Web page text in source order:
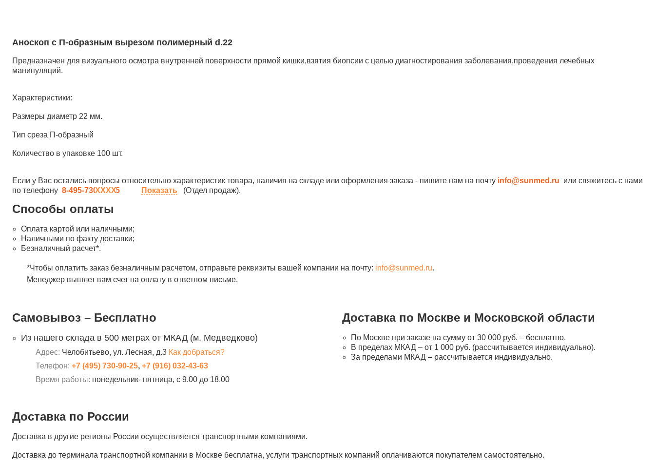
Аноскоп с П-образным вырезом полимерный d.22
Предназначен для визуального осмотра внутренней поверхности прямой кишки,взятия биопсии с целью диагностирования заболевания,проведения лечебных
манипуляций.
Характеристики:
Размеры диаметр 22 мм.
Тип среза П-образный
Количество в упаковке 100 шт.
Если у Вас остались вопросы относительно характеристик товара, наличия на складе или оформления заказа - пишите нам на почту info@sunmed.ru или свяжитесь с нами
по телефону 8-495-730-90-25 Показать (Отдел продаж).
Способы оплаты
Оплата картой или наличными;
Наличными по факту доставки;
Безналичный расчет*.
*Чтобы оплатить заказ безналичным расчетом, отправьте реквизиты вашей компании на почту: info@sunmed.ru.
Менеджер вышлет вам счет на оплату в ответном письме.
Самовывоз – Бесплатно
Из нашего склада в 500 метрах от МКАД (м. Медведково)
Адрес: Челобитьево, ул. Лесная, д.3 Как добраться?
Телефон: +7 (495) 730-90-25, +7 (916) 032-43-63
Время работы: понедельник- пятница, с 9.00 до 18.00
Доставка по Москве и Московской области
По Москве при заказе на сумму от 30 000 руб. – бесплатно.
В пределах МКАД – от 1 000 руб. (рассчитывается индивидуально).
За пределами МКАД – рассчитывается индивидуально.
Доставка по России
Доставка в другие регионы России осуществляется транспортными компаниями.
Доставка до терминала транспортной компании в Москве бесплатна, услуги транспортных компаний оплачиваются покупателем самостоятельно.